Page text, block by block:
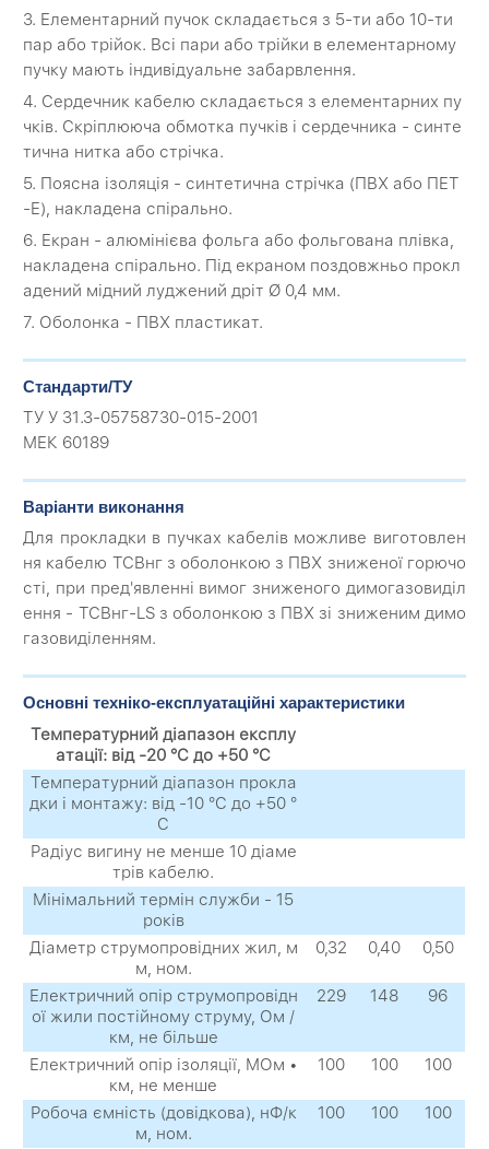
3. Елементарний пучок складається з 5-ти або 10-ти
пар або трійок. Всі пари або трійки в елементарному
пучку мають індивідуальне забарвлення.
4. Сердечник кабелю складається з елементарних пу
чків. Скріплююча обмотка пучків і сердечника - синте
тична нитка або стрічка.
5. Поясна ізоляція - синтетична стрічка (ПВХ або ПЕТ
-Е), накладена спірально.
6. Екран - алюмінієва фольга або фольгована плівка,
накладена спірально. Під екраном поздовжньо прокл
адений мідний луджений дріт Ø 0,4 мм.
7. Оболонка - ПВХ пластикат.
Стандарти/ТУ
ТУ У 31.3-05758730-015-2001
МЕК 60189
Варіанти виконання
Для прокладки в пучках кабелів можливе виготовлен
ня кабелю ТСВнг з оболонкою з ПВХ зниженої горючо
сті, при пред'явленні вимог зниженого димогазовиділ
ення - ТСВнг-LS з оболонкою з ПВХ зі зниженим димо
газовиділенням.
Основні техніко-експлуатаційні характеристики
Температурний діапазон експлу
атації: від -20 °C до +50 °C
Температурний діапазон прокла
дки і монтажу: від -10 °C до +50 °
C
Радіус вигину не менше 10 діаме
трів кабелю.
Мінімальний термін служби - 15
років
Діаметр струмопровідних жил, м
м, ном.
0,32 0,40 0,50
Електричний опір струмопровідн
ої жили постійному струму, Ом /
км, не більше
229 148 96
Електричний опір ізоляції, МОм •
км, не менше
100 100 100
Робоча ємність (довідкова), нФ/к
м, ном.
100 100 100